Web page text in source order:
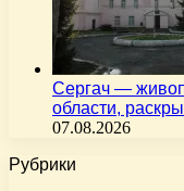
Сергач —
области,
07.08.2026
Рубрики